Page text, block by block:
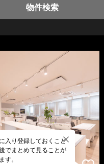
物件検索
入り登録しておくこと
でまとめて見ることが
す。